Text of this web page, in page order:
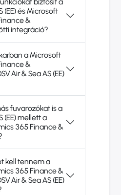
(EE) és Microsoft
&
integráció?
a Microsoft
&
Air & Sea AS (EE)
fuvarozókat is a
(EE) mellett a
365 Finance &
kell tennem a
365 Finance &
Air & Sea AS (EE)